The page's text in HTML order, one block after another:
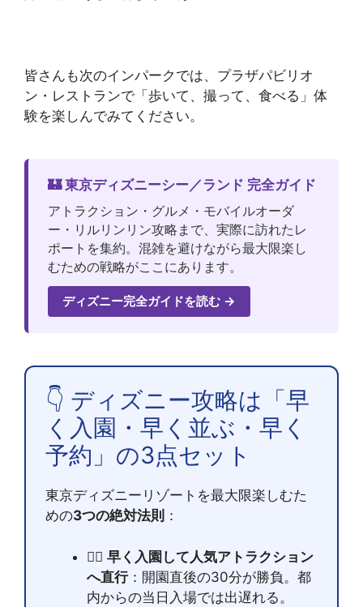
皆さんも次のインパークでは、プラザパビリオ
ン・レストランで「歩いて、撮って、食べる」体
験を楽しんでみてください。
🏰 東京ディズニーシー／ランド 完全ガイド
アトラクション・グルメ・モバイルオーダ
ー・リルリンリン攻略まで、実際に訪れたレ
ポートを集約。混雑を避けながら最大限楽し
むための戦略がここにあります。
ディズニー完全ガイドを読む →
👇 ディズニー攻略は「早
く入園・早く並ぶ・早く
予約」の3点セット
東京ディズニーリゾートを最大限楽しむた
めの3つの絶対法則 ：
🏃‍♂️ 早く入園して人気アトラクション
へ直行：開園直後の30分が勝負。都
内からの当日入場では出遅れる。